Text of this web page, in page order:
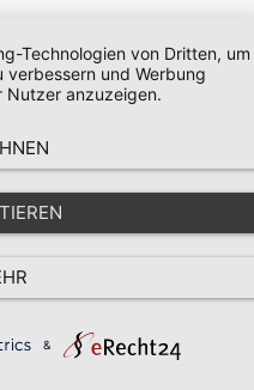
Technologien von Dritten, um
und Werbung
Nutzer anzuzeigen.
&